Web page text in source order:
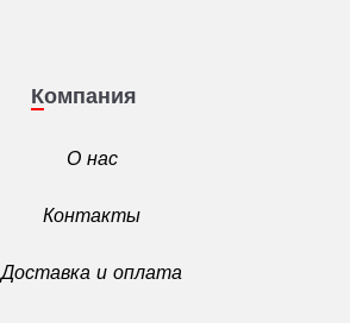
Компания
О нас
Контакты
Доставка и оплата